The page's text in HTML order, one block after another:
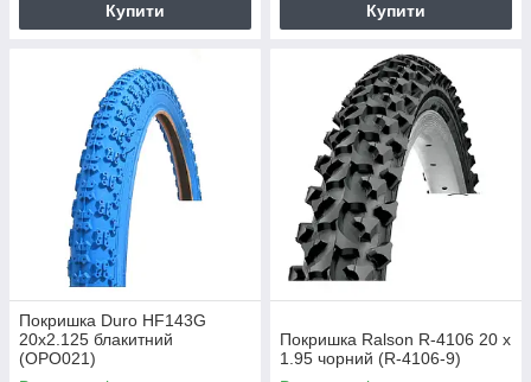
Купити Купити
Покришка Duro HF143G
20x2.125 блакитний
(OPO021)
Покришка Ralson R-4106 20 x
1.95 чорний (R-4106-9)